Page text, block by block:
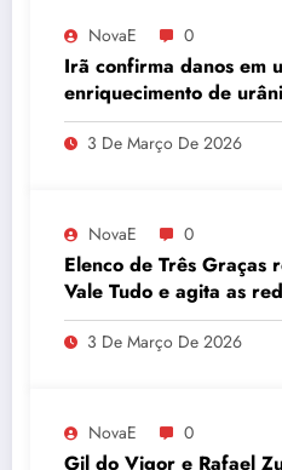
NovaE 0
Irã confirma danos em
enriquecimento de
embaixador evita
quantidade de urânio
3 De Março De 2026
NovaE 0
Elenco de Três Graças
Vale Tudo e agita as
3 De Março De 2026
NovaE 0
Gil do Vigor e Rafael